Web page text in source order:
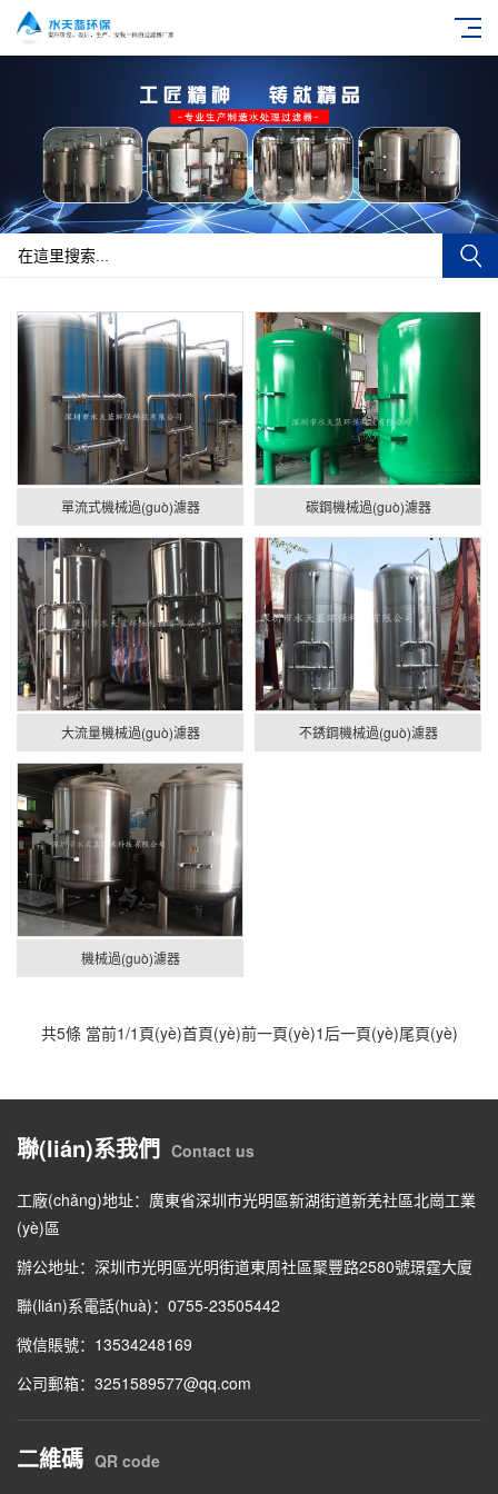
單流式機械過(guò)濾器 碳鋼機械過(guò)濾器
大流量機械過(guò)濾器 不銹鋼機械過(guò)濾器
機械過(guò)濾器
共5條 當前1/1頁(yè)首頁(yè)前一頁(yè)1 后一頁(yè)尾頁(yè)
聯(lián)系我們 Contact us
工廠(chǎng)地址：廣東省深圳市光明區新湖街道新羌社區北崗工業
(yè)區
辦公地址：深圳市光明區光明街道東周社區聚豐路2580號璟霆大廈
聯(lián)系電話(huà)：0755-23505442
微信賬號：13534248169
公司郵箱：3251589577@qq.com
二維碼 QR code